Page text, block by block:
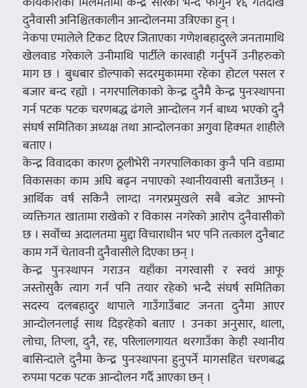
दुनैवासी अनिश्चितकालीन आन्दोलनमा उत्रिएका हुन् ।
नेकपा एमालेले टिकट दिएर जिताएका गणेशबहादुरले जनतामाथि
खेलवाड गरेकाले उनीमाथि पार्टीले कारवाही गर्नुपर्ने उनीहरुको
माग छ । बुधबार डोल्पाको सदरमुकाममा रहेका होटल पसल र
बजार बन्द रह्यो । नगरपालिकाको केन्द्र दुनैमै केन्द्र पुनःस्थापना
गर्न पटक पटक चरणबद्ध ढंगले आन्दोलन गर्न बाध्य भएको दुनै
संघर्ष समितिका अध्यक्ष तथा आन्दोलनका अगुवा हिक्मत शाहीले
बताए ।
केन्द्र विवादका कारण ठूलीभेरी नगरपालिकाका कुनै पनि वडामा
विकासका काम अघि बढ्न नपाएको स्थानीयवासी बताउँछन् ।
आर्थिक वर्ष सकिनै लाग्दा नगरप्रमुखले सबै बजेट आफ्नो
व्यक्तिगत खातामा राखेको र विकास नगरेको आरोप दुनैवासीको
छ । सर्वोच्च अदालतमा मुद्दा विचाराधीन भए पनि तत्काल दुनैबाट
काम गर्ने चेतावनी दुनैवासीले दिएका छन् ।
केन्द्र पुनःस्थापन गराउन यहाँका नगरवासी र स्वयं आफू
जस्तोसुकै त्याग गर्न पनि तयार रहेको भन्दै संघर्ष समितिका
सदस्य दलबहादुर थापाले गाउँगाउँबाट जनता दुनैमा आएर
आन्दोलनलाई साथ दिइरहेको बताए । उनका अनुसार, थाला,
लोचा, तिप्ला, दुनै, रह, परिलालगायत थरगाउँका केही स्थानीय
बासिन्दाले दुनैमा केन्द्र पुनःस्थापना हुनुपर्ने मागसहित चरणबद्ध
रुपमा पटक पटक आन्दोलन गर्दै आएका छन् ।